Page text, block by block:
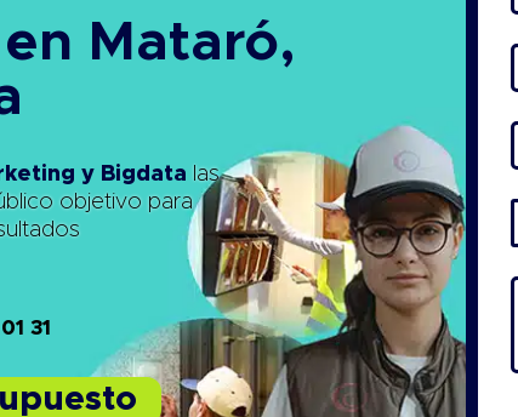
Mataró,
y Bigdata las
objetivo para
31